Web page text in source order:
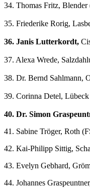
34. Thomas Fritz, Blender
35. Friederike Rorig,
36. Janis Lutterkordt,
37. Alexa Wrede,
38. Dr. Bernd Sahlmann,
39. Corinna Detel,
40. Dr. Simon
41. Sabine Tröger, Roth
42. Kai-Philipp Sittig,
43. Evelyn Gebhard,
44. Johannes